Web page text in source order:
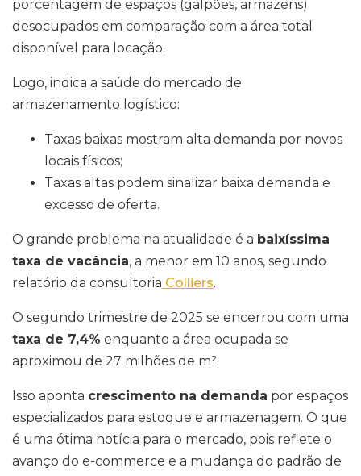
porcentagem de espaços (galpões, armazéns)
desocupados em comparação com a área total
disponível para locação.
Logo, indica a saúde do mercado de
armazenamento logístico:
Taxas baixas mostram alta demanda por novos
locais físicos;
Taxas altas podem sinalizar baixa demanda e
excesso de oferta.
O grande problema na atualidade é a baixíssima
taxa de vacância, a menor em 10 anos, segundo
relatório da consultoria Colliers.
O segundo trimestre de 2025 se encerrou com uma
taxa de 7,4% enquanto a área ocupada se
aproximou de 27 milhões de m².
Isso aponta crescimento na demanda por espaços
especializados para estoque e armazenagem. O que
é uma ótima notícia para o mercado, pois reflete o
avanço do e-commerce e a mudança do padrão de